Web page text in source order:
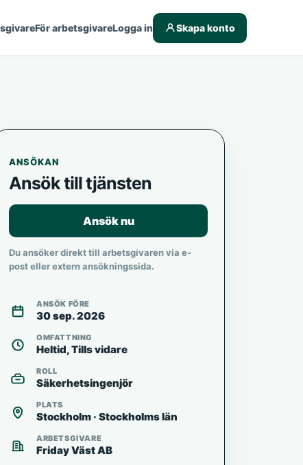
För arbetsgivareLogga in Skapa konto
ANSÖKAN
Ansök till tjänsten
Ansök nu
Du ansöker direkt till arbetsgivaren via e-
post eller extern ansökningssida.
ANSÖK FÖRE
30 sep. 2026
OMFATTNING
Heltid, Tills vidare
ROLL
Säkerhetsingenjör
PLATS
Stockholm · Stockholms län
ARBETSGIVARE
Friday Väst AB